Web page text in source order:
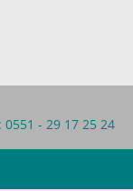
0551 - 29 17 25 24